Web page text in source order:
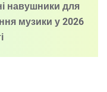
навушники для
музики у 2026